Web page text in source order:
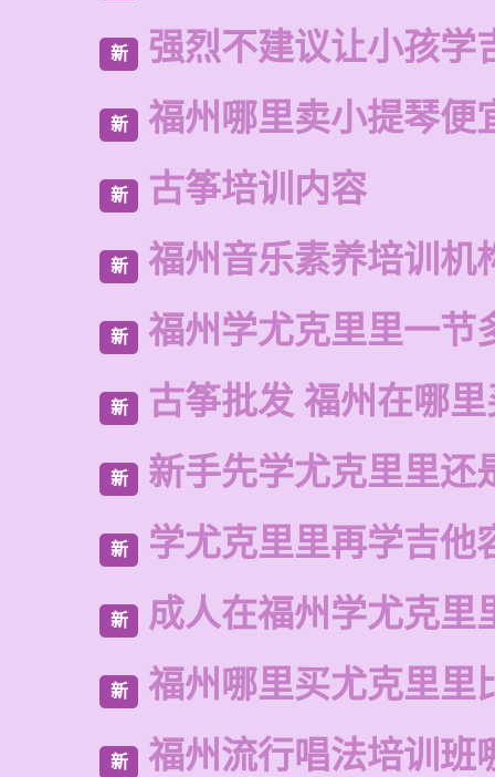
新 强烈不建议让小孩学
新 福州哪里卖小提琴便
新 古筝培训内容
新 福州音乐素养培训机
新 福州学尤克里里一节
新 古筝批发 福州在哪
新 新手先学尤克里里还
新 学尤克里里再学吉他
新 成人在福州学尤克里
新 福州哪里买尤克里里
新 福州流行唱法培训班